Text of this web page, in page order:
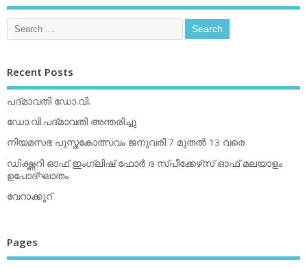
Recent Posts
പദ്മാവതി ഡോ.വി.
ഡോ.വി.പദ്മാവതി അന്തരിച്ചു
നിയമസഭ പുസ്തകോത്സവം ജനുവരി 7 മുതല്‍ 13 വരെ
ഡിക്ഷ്ണറി ഓഫ് ഇംഗ്ലിഷ് ഫോര്‍ ദ സ്പീക്കേഴ്‌സ് ഓഫ് മലയാളം
ഉപോദ്ഘാതം
വേറാക്കൂറ്
Pages